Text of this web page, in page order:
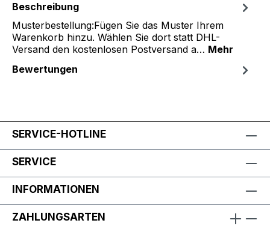
Beschreibung
Musterbestellung:Fügen Sie das Muster Ihrem
Warenkorb hinzu. Wählen Sie dort statt DHL-
Versand den kostenlosen Postversand a… Mehr
Bewertungen
SERVICE-HOTLINE
SERVICE
INFORMATIONEN
ZAHLUNGSARTEN